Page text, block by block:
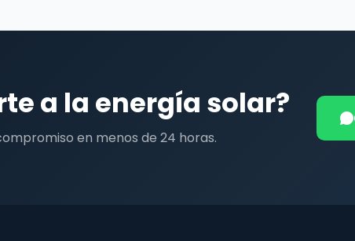
a la energía solar?
en menos de 24 horas.